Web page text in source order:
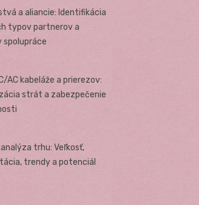
a aliancie: Identifikácia
typov partnerov a
spolupráce
AC kabeláže a prierezov:
strát a zabezpečenie
trhu: Veľkosť,
trendy a potenciál